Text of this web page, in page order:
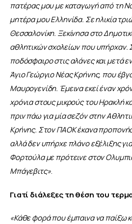
πατέρας μου με καταγωγή από τη
μητέρα μου Ελληνίδα. Σε ηλικία
Θεσσαλονίκη. Ξεκίνησα στο
αθλητικών σχολείων που υπήρχαν.
ποδόσφαιρο στις αλάνες και μετά
Άγιο Γεώργιο Νέας Κρήνης, που
Μαυρογενίδη. Έμεινα εκεί έναν
χρόνια στους μικρούς του Ηρακλή
πριν πάω για μία σεζόν στην
Κρήνης. Στον ΠΑΟΚ έκανα
αλλά δεν υπήρχε πλάνο εξέλιξης
Φορτούλα με πρότεινε στον
Μπάγεβιτς».
Γιατί διάλεξες τη θέση του
«Κάθε φορά που έμπαινα να παίξω